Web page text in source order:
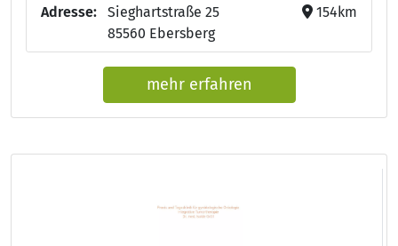
Adresse:
Sieghartstraße 25
85560 Ebersberg
154km
mehr erfahren